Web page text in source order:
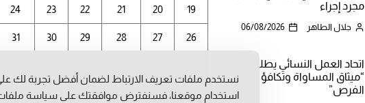
مجرد إجراء
جلال الطاهر 06/08/2026
اتحاد العمل النسائي يطلق
“ميثاق المساواة وتكافؤ
الفرص”
19
20
21
22
23
24
26
27
28
29
30
31
نستخدم ملفات تعريف الارتباط لضمان أفضل تجربة لك
استخدام موقعنا، فسنفترض موافقتك على سياسة ملفات